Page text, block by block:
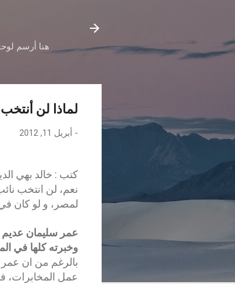
هنا أرسم
لماذا لن
- أبريل 11, 2012
كتب : خالد بهي
نعم، لن انتخب
لمصر، و لو كان
عمر سليمان عديم
وخبرته كلها في
بالرغم من ان
عمل المخابرات،